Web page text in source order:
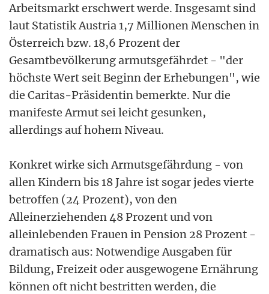
Arbeitsmarkt erschwert werde. Insgesamt sind
laut Statistik Austria 1,7 Millionen Menschen in
Österreich bzw. 18,6 Prozent der
Gesamtbevölkerung armutsgefährdet - "der
höchste Wert seit Beginn der Erhebungen", wie
die Caritas-Präsidentin bemerkte. Nur die
manifeste Armut sei leicht gesunken,
allerdings auf hohem Niveau.
Konkret wirke sich Armutsgefährdung - von
allen Kindern bis 18 Jahre ist sogar jedes vierte
betroffen (24 Prozent), von den
Alleinerziehenden 48 Prozent und von
alleinlebenden Frauen in Pension 28 Prozent -
dramatisch aus: Notwendige Ausgaben für
Bildung, Freizeit oder ausgewogene Ernährung
können oft nicht bestritten werden, die